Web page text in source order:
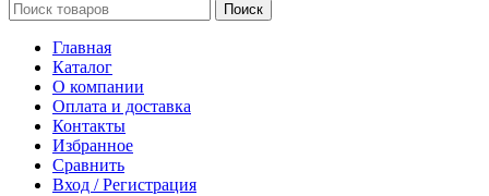
Поиск
Главная
Каталог
О компании
Оплата и доставка
Контакты
Избранное
Сравнить
Вход / Регистрация